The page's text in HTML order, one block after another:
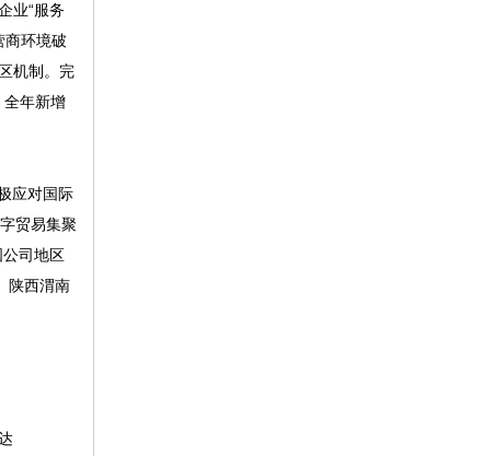
业“服务
商环境破
机制。完
全年新增
应对国际
贸易集聚
司地区
陕西渭南